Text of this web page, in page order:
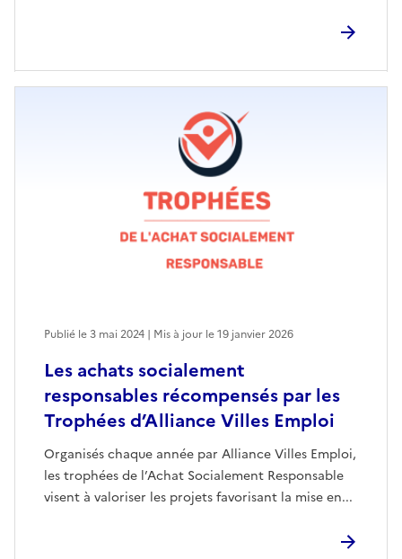
Les achats socialement
responsables récompensés par les
Trophées d’Alliance Villes Emploi
Organisés chaque année par Alliance Villes Emploi,
les trophées de l’Achat Socialement Responsable
visent à valoriser les projets favorisant la mise en...
Publié le 3 mai 2024 | Mis à jour le 19 janvier 2026